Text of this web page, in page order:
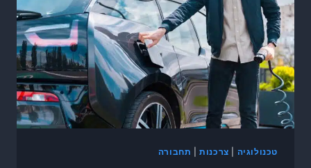
טכנולוגיה צרכנות| תחבורה